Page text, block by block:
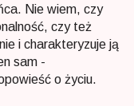
Nie wiem, czy
czy też
i charakteryzuje ją
sam -
o życiu.